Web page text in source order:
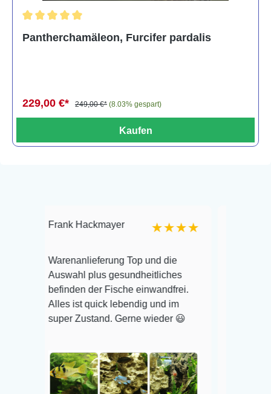
Pantherchamäleon, Furcifer pardalis
229,00 €* 249,00 €* (8.03% gespart)
Kaufen
Hackmayer ★★★★
Top und die
plus gesundheitliches
der Fische einwandfrei.
ist quick lebendig und im
Zustand. Gerne wieder 😃
Reiner Loe
online zu bestellen!
kam aber sehr gut
alle Fische haben
überlebt! Vielen Dank
wieder!
Veröffentlicht auf